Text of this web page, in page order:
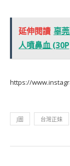
延伸閱讀 辜
人噴鼻血
https://
J圖 台灣正妹